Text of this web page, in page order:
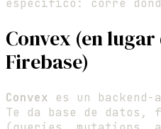
específico: corre
Convex (en lugar
Firebase)
Convex es un
Te da base de datos,